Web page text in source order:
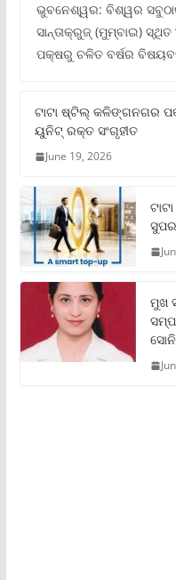
ଭୁବନେଶ୍ୱର: ବିଶ୍ୱର
ସାନ୍ତାକ୍ରୁଜ୍ (ମୁମ୍ବାଇ)
ପକ୍ଷରୁ ଚଳିତ ବର୍ଷର
ଟାଟା ଷ୍ଟିଲ୍‌ କଳିଙ୍ଗନଗର
ୟୁନିଟ୍‌ ରକ୍ତ ସଂଗୃହୀତ
June 19, 2026
ମୁଖ